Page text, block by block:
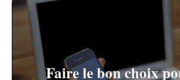
Faire le bon choix